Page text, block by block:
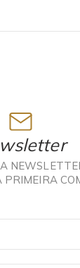
PRIMEIRA